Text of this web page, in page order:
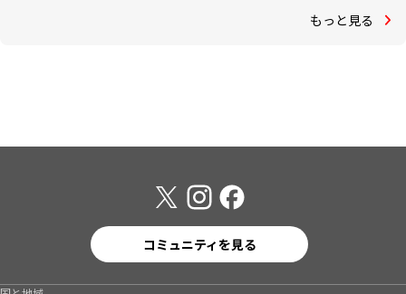
もっと見る
コミュニティを見る